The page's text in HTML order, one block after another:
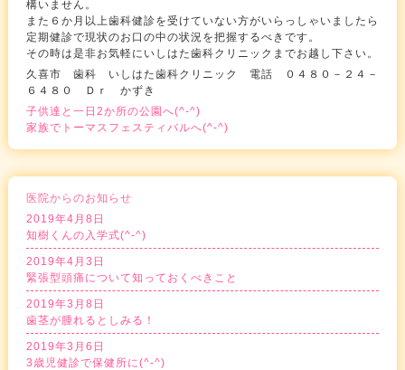
構いません。
また６か月以上歯科健診を受けていない方がいらっしゃいましたら
定期健診で現状のお口の中の状況を把握するべきです。
その時は是非お気軽にいしはた歯科クリニックまでお越し下さい。
久喜市 歯科 いしはた歯科クリニック 電話 ０４８０－２４－
６４８０ Ｄｒ かずき
子供達と一日2か所の公園へ(^-^)
家族でトーマスフェスティバルへ(^-^)
医院からのお知らせ
2019年4月8日
知樹くんの入学式(^-^)
2019年4月3日
緊張型頭痛について知っておくべきこと
2019年3月8日
歯茎が腫れるとしみる！
2019年3月6日
3歳児健診で保健所に(^-^)